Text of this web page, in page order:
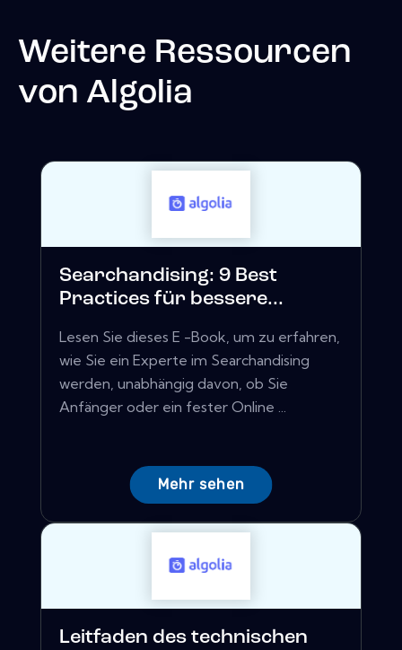
Weitere Ressourcen
von Algolia
Searchandising: 9 Best
Practices für bessere...
Lesen Sie dieses E -Book, um zu erfahren,
wie Sie ein Experte im Searchandising
werden, unabhängig davon, ob Sie
Anfänger oder ein fester Online ...
Mehr sehen
Leitfaden des technischen